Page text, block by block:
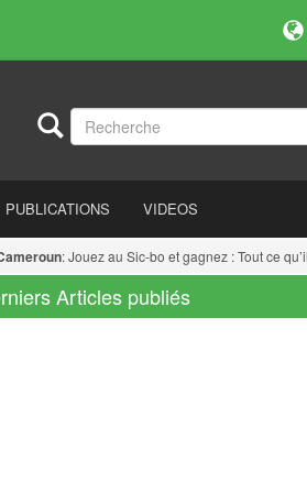
PUBLICATIONS VIDEOS
: Jouez au Sic-bo et gagnez : Tout ce qu’il
Articles publiés